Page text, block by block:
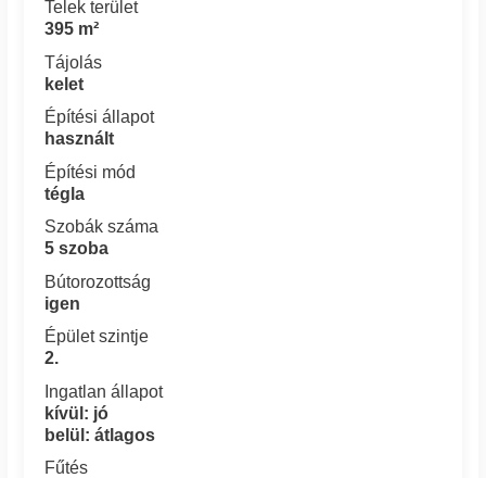
Telek terület
395 m²
Tájolás
kelet
Építési állapot
használt
Építési mód
tégla
Szobák száma
5 szoba
Bútorozottság
igen
Épület szintje
2.
Ingatlan állapot
kívül: jó
belül: átlagos
Fűtés